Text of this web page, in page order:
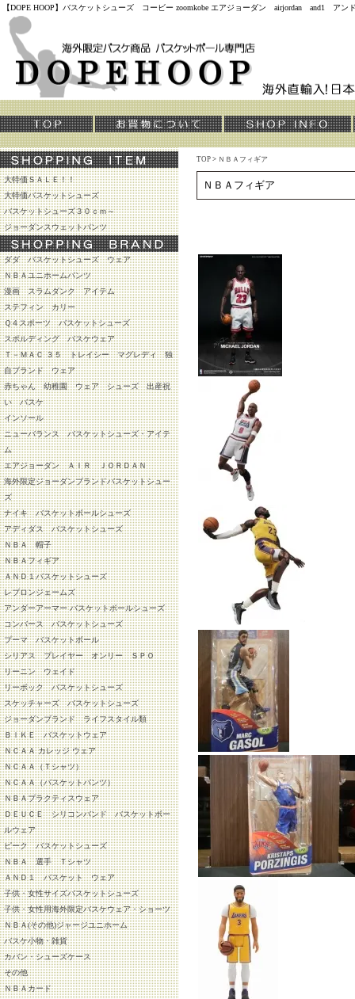
【DOPE HOOP】バスケットシューズ コービー zoomkobe エアジョーダン airjordan and1
大特価ＳＡＬＥ！！
大特価バスケットシューズ
バスケットシューズ３０ｃｍ～
ジョーダンスウェットパンツ
ダダ バスケットシューズ ウェア
ＮＢＡユニホームパンツ
漫画 スラムダンク アイテム
ステフィン カリー
Ｑ４スポーツ バスケットシューズ
スポルディング バスケウェア
Ｔ－ＭＡＣ ３５ トレイシー マグレディ 独
自ブランド ウェア
赤ちゃん 幼稚園 ウェア シューズ 出産祝
い バスケ
インソール
ニューバランス バスケットシューズ・アイテ
ム
エアジョーダン ＡＩＲ ＪＯＲＤＡＮ
海外限定ジョーダンブランドバスケットシュー
ズ
ナイキ バスケットボールシューズ
アディダス バスケットシューズ
ＮＢＡ 帽子
ＮＢＡフィギア
ＡＮＤ１バスケットシューズ
レブロンジェームズ
アンダーアーマー バスケットボールシューズ
コンバース バスケットシューズ
プーマ バスケットボール
シリアス プレイヤー オンリー ＳＰＯ
リーニン ウェイド
リーボック バスケットシューズ
スケッチャーズ バスケットシューズ
ジョーダンブランド ライフスタイル類
ＢＩＫＥ バスケットウェア
ＮＣＡＡ カレッジ ウェア
ＮＣＡＡ（Ｔシャツ）
ＮＣＡＡ（バスケットパンツ）
ＮＢＡプラクティスウェア
ＤＥＵＣＥ シリコンバンド バスケットボー
ルウェア
ピーク バスケットシューズ
ＮＢＡ 選手 Ｔシャツ
ＡＮＤ１ バスケット ウェア
子供・女性サイズバスケットシューズ
子供・女性用海外限定バスケウェア・ショーツ
ＮＢＡ(その他)ジャージユニホーム
バスケ小物・雑貨
カバン・シューズケース
その他
ＮＢＡカード
TOP > ＮＢＡフィギア
ＮＢＡフィギア